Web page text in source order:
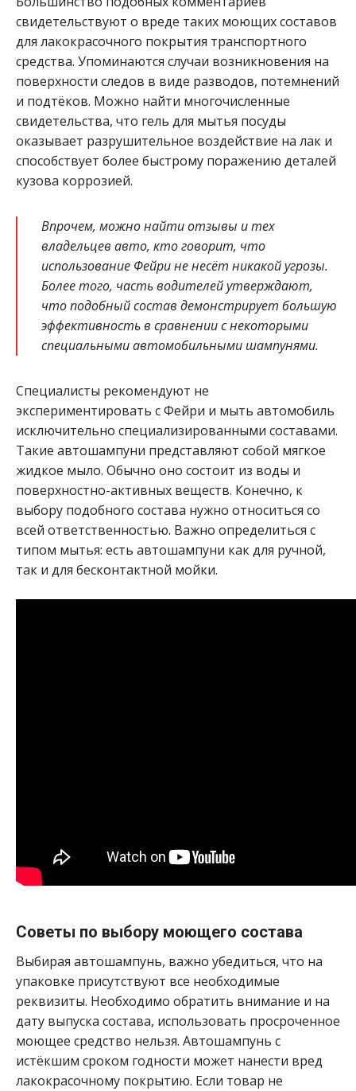
свидетельствуют о вреде таких моющих составов
для лакокрасочного покрытия транспортного
средства. Упоминаются случаи возникновения на
поверхности следов в виде разводов, потемнений
и подтёков. Можно найти многочисленные
свидетельства, что гель для мытья посуды
оказывает разрушительное воздействие на лак и
способствует более быстрому поражению деталей
кузова коррозией.
Впрочем, можно найти отзывы и тех
владельцев авто, кто говорит, что
использование Фейри не несёт никакой угрозы.
Более того, часть водителей утверждают,
что подобный состав демонстрирует большую
эффективность в сравнении с некоторыми
специальными автомобильными шампунями.
Специалисты рекомендуют не
экспериментировать с Фейри и мыть автомобиль
исключительно специализированными составами.
Такие автошампуни представляют собой мягкое
жидкое мыло. Обычно оно состоит из воды и
поверхностно-активных веществ. Конечно, к
выбору подобного состава нужно относиться со
всей ответственностью. Важно определиться с
типом мытья: есть автошампуни как для ручной,
так и для бесконтактной мойки.
Советы по выбору моющего состава
Выбирая автошампунь, важно убедиться, что на
упаковке присутствуют все необходимые
реквизиты. Необходимо обратить внимание и на
дату выпуска состава, использовать просроченное
моющее средство нельзя. Автошампунь с
истёкшим сроком годности может нанести вред
лакокрасочному покрытию. Если товар не